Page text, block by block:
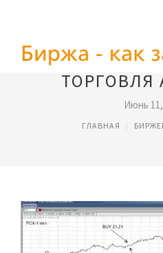
ТОРГОВЛЯ
Июнь
ГЛАВНАЯ